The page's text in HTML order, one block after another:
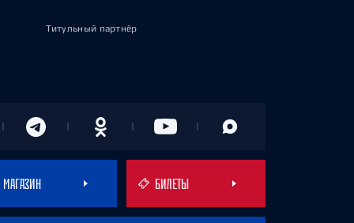
Титульный партнёр
МАГАЗИН БИЛЕТЫ